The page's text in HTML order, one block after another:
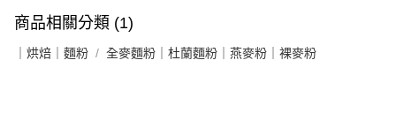
商品相關分類 (1)
｜烘焙｜麵粉 全麥麵粉｜杜蘭麵粉｜燕麥粉｜裸麥粉